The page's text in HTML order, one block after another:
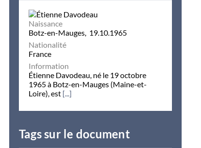
Naissance
Botz-en-Mauges, 19.10.1965
Nationalité
France
Information
Étienne Davodeau, né le 19 octobre
1965 à Botz-en-Mauges (Maine-et-
Loire), est [...]
Tags sur le document